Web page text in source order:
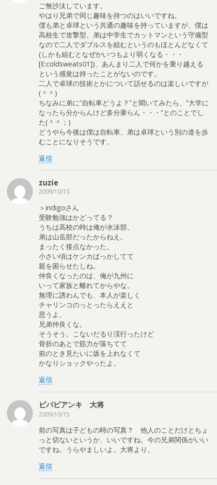
ご無沙汰しています。
やはり兄弟で同じ趣味を持つのはいいですね。
僕も弟と卓球という共通の趣味を持っていますが、僕は
高校生で攻撃型、弟は中学生でカットマンという守備型
なので二人でダブルスを組むというのもほとんどなくて
(しかも組むとなぜかいつもより弱くなる・・・
[E:coldsweats01])、あんまり二人で何かを乗り越える
という感覚は持ったことがないのです。
二人で卓球の技術とかについて話せるのは楽しいですが
(＾＾)
ちなみに弟に”自転車どうよ？”と聞いてみたら、”大学に
なったら分からんけど多分乗らん・・・”とのことでし
た(＾＾；)
どうやら今後は僕は自転車、弟は卓球という別の道を歩
むことになりそうです。
返信
zuzie
2009/10/15
＞indigoさん
受験勉強はかどってる？
うちは高校の時は俺が水泳部、
弟は山岳部だったからねえ。
まったく接点なかった。
小さい頃はケンカばっかしてて
親を困らせたしね。
仲良くなったのは、俺が九州に
いって家族と離れてからやな。
無理に誘わんでも、本人が楽しく
チャリンコのっとったらええと
思うよ。
兄弟仲良くな。
そうそう。こないだるり渓行ったけど
骨折のあとで筋力が落ちてて
前のとき見たいに坂を上れなくて
かなりショックやったよ。
返信
ビバビアンキ 大将
2009/10/15
前の写真は子どもの時の写真？ 他人のことだけとちょ
っと切ないというか、いいですね。今の兄弟関係がいい
ですね。うらやましいよ。大将より。
返信